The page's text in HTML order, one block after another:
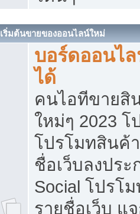
เริ่มต้นขายของออนไลน์ใหม่
บอร์ดออนไ
ได้
คนไอทีขายสิ
ใหม่ๆ 2023
โปรโมทสินค้
ชื่อเว็บลงปร
Social โปรโ
รายชื่อเว็บ แ